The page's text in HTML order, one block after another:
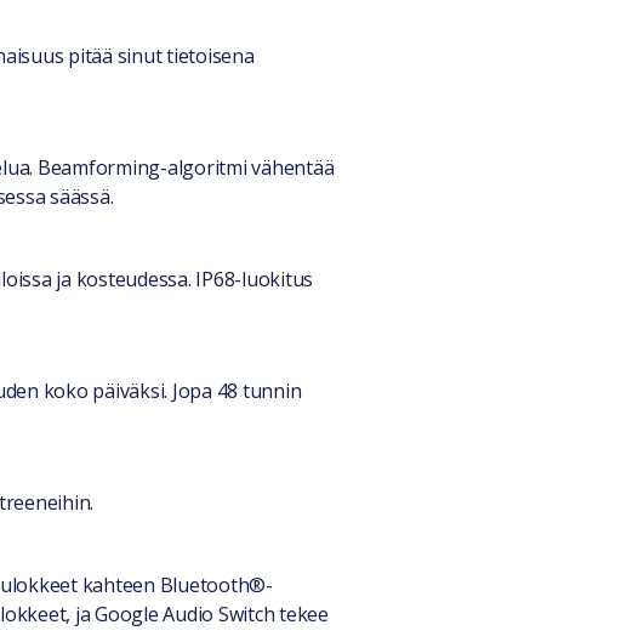
pitää sinut tietoisena
Beamforming-algoritmi vähentää
säässä.
ja kosteudessa. IP68-luokitus
koko päiväksi. Jopa 48 tunnin
kahteen Bluetooth®-
ja Google Audio Switch tekee